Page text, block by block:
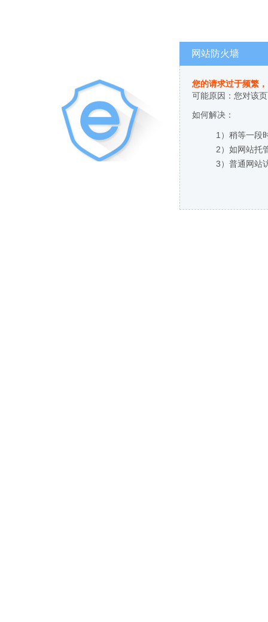
网站防火墙
您的请求过于频繁
可能原因：您对该
如何解决：
1）稍等一段
2）如网站托
3）普通网站